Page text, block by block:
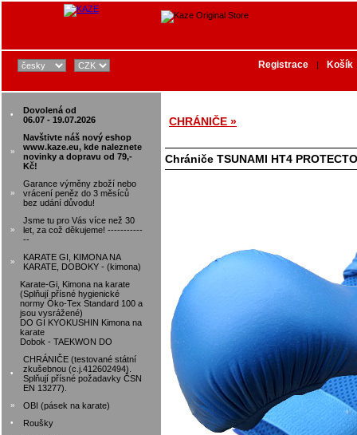
•
Dovolená od
06.07 - 19.07.2026
»
Navštivte náš nový eshop
www.kaze.eu, kde naleznete
novinky a dopravu od 79,-
Kč!
»
Garance výměny zboží nebo
vrácení peněz do 3 měsíců
bez udání důvodu!
»
Jsme tu pro Vás více než 30
let, za což děkujeme! -----------
--
»
KARATE GI, KIMONA NA
KARATE, DOBOKY - (kimona)
Karate-Gi, Kimona na karate
(Splňují přísné hygienické
normy Öko-Tex Standard 100 a
jsou vysrážené)
DO GI KYOKUSHIN Kimona na
karate
Dobok - TAEKWON DO
•
CHRÁNIČE (testované státní
zkušebnou (c.j.412602494).
Splňují přísné požadavky ČSN
EN 13277).
» OBI (pásek na karate)
• Roušky
Registrace | Košík
CHRÁNIČE »
Chrániče TSUNAMI HT4